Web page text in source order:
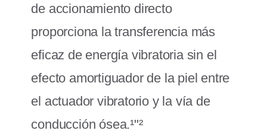
de accionamiento directo
proporciona la transferencia más
eficaz de energía vibratoria sin el
efecto amortiguador de la piel entre
el actuador vibratorio y la vía de
conducción ósea.¹"²